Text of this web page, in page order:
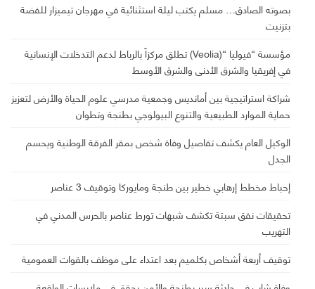
بصوته الصادق… مسلم يكتب ليلة استثنائية في مهرجان تيميزار للفضة
بتزنيت
مؤسسة “فيوليا “(Veolia) تطلق مركزاً بالرباط لدعم التدخلات الإنسانية
في إفريقيا والشرق الأدنى والشرق الأوسط
شراكة استراتيجية بين أمانديس وجمعية مدرسي علوم الحياة والأرض لتعزيز
حماية الموارد الطبيعية والتنوع البيولوجي بطنجة وتطوان
الوكيل العام يكشف تفاصيل وفاة شخص بمقر الفرقة الوطنية ويحسم
الجدل
إحباط مخطط إرهابي خطير بين طنجة ومايوركا وتوقيف 3 عناصر
تحقيقات نفق سبتة تكشف شبهات تورط عناصر بالحرس المدني في
التهريب
توقيف أربعة أشخاص بكلميم بعد اعتداء على موظف بالقوات العمومية